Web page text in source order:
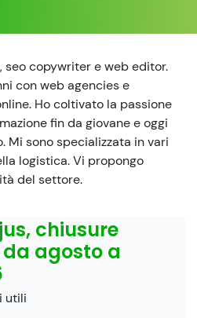
copywriter e web editor.
con web agencies e
Ho coltivato la passione
fin da giovane e oggi
Mi sono specializzata in vari
logistica. Vi propongo
del settore.
chiusure
agosto a
utili